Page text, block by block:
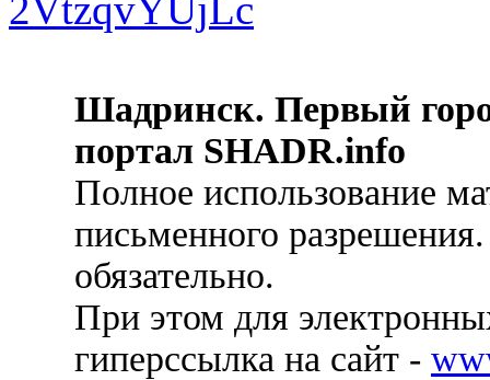
Шадринск. Первый
портал SHADR.info
Полное использование
письменного
обязательно.
При этом для
гиперссылка на сайт -